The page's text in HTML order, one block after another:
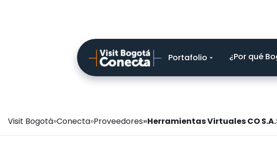
Navegación
Portafolio ¿Por qué
de
navegación
Visit Bogotá Conecta Proveedores Herramientas Virtuales CO